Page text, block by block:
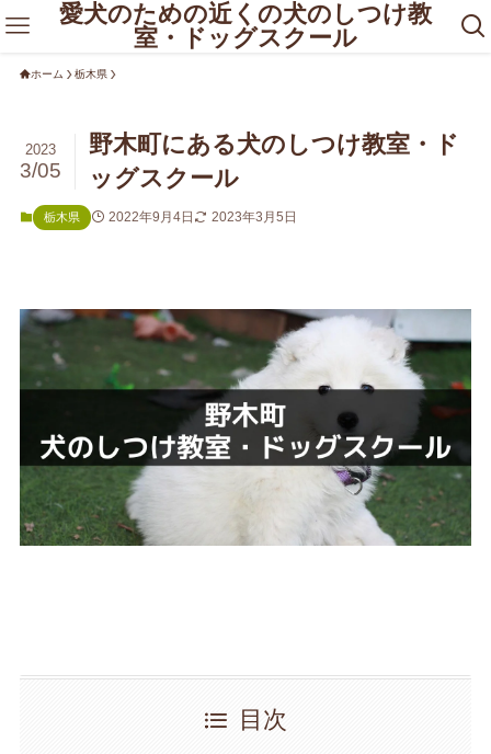
愛犬のための近くの犬のしつけ教
室・ドッグスクール
ホーム 栃木県
野木町にある犬のしつけ教室・ド
ッグスクール
2023
3/05
栃木県 2022年9月4日 2023年3月5日
目次